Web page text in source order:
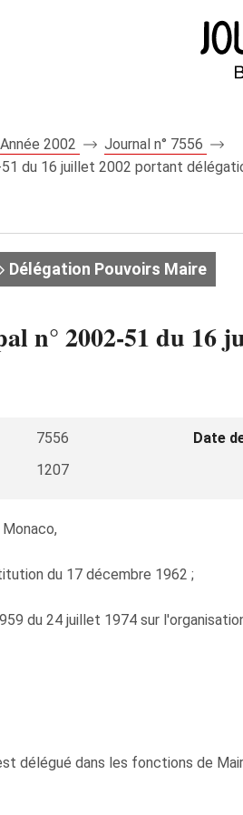
Année 2002
Journal n° 7556
du 16 juillet 2002 portant
Délégation Pouvoirs Maire
n° 2002-51 du 16
7556 Date
1207
du 17 décembre 1962 ;
du 24 juillet 1974 sur
délégué dans les fonctions de